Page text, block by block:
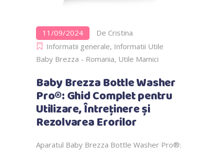
11/09/2024 De Cristina
Informatii generale, Informatii Utile
Baby Brezza - Romania, Utile Mamici
Baby Brezza Bottle Washer
Pro®: Ghid Complet pentru
Utilizare, Întreținere și
Rezolvarea Erorilor
Aparatul Baby Brezza Bottle Washer Pro®: